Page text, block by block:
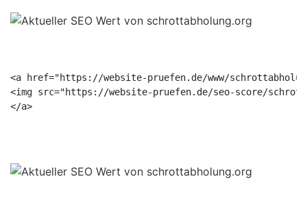
<a href="https://website-pruefen.de/www/
<img src="https://website-pruefen.de/seo-score/